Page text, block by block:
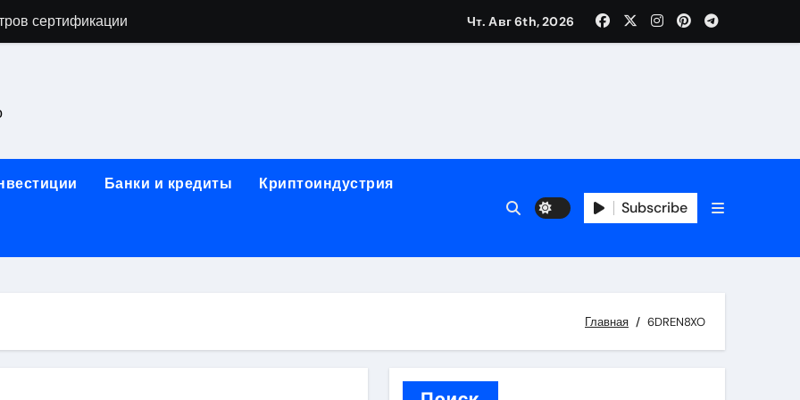
бра в виде факела с эффектом старины
работы на объектах культурного наследия
для международных расчетов
от проектной документации до противопожарных мероприятий и обустройства мест отдыха
Чт. Авг 6th, 2026
Банки и кредиты Криптоиндустрия
Subscribe
Главная 6DREN8XO